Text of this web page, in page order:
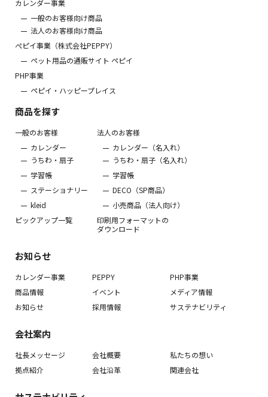
カレンダー事業
一般のお客様向け商品
法人のお客様向け商品
ぺピイ事業（株式会社PEPPY）
ペット用品の通販サイト ペピイ
PHP事業
ペピイ・ハッピープレイス
商品を探す
一般のお客様
カレンダー
うちわ・扇子
学習帳
ステーショナリー
kleid
ピックアップ一覧
法人のお客様
カレンダー（名入れ）
うちわ・扇子（名入れ）
学習帳
DECO（SP商品）
小売商品（法人向け）
印刷用フォーマットの
ダウンロード
お知らせ
カレンダー事業 PEPPY
PHP事業
商品情報
イベント
メディア情報
お知らせ
採用情報 サステナビリティ
会社案内
社長メッセージ 会社概要
私たちの想い
拠点紹介
会社沿革 関連会社